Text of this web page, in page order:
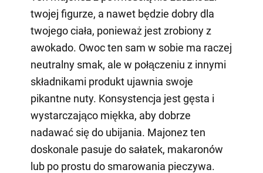
twojej figurze, a nawet będzie dobry dla
twojego ciała, ponieważ jest zrobiony z
awokado. Owoc ten sam w sobie ma raczej
neutralny smak, ale w połączeniu z innymi
składnikami produkt ujawnia swoje
pikantne nuty. Konsystencja jest gęsta i
wystarczająco miękka, aby dobrze
nadawać się do ubijania. Majonez ten
doskonale pasuje do sałatek, makaronów
lub po prostu do smarowania pieczywa.